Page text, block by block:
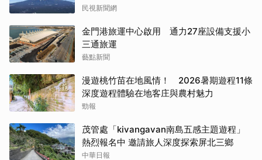
民視新聞網
金門港旅運中心啟用 通力27座設備支援小
三通旅運
藝點新聞
漫遊桃竹苗在地風情！ 2026暑期遊程11條
深度遊程體驗在地客庄與農村魅力
勁報
茂管處「kivangavan南島五感主題遊程」
熱烈報名中 邀請旅人深度探索屏北三鄉
中華日報